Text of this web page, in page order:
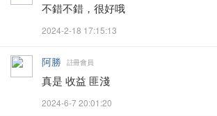
不錯不錯，很好哦
2024-2-18 17:15:13
阿勝 註冊會員
真是 收益 匪淺
2024-6-7 20:01:20